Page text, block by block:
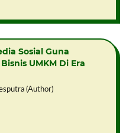
Sosial Guna
UMKM Di Era
(Author)